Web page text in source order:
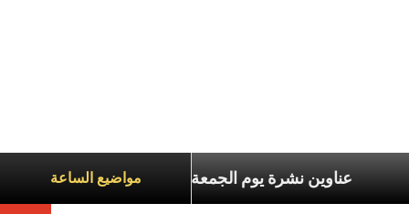
مواضيع الساعة
عناوين نشرة يوم الجمعة 7 آب 2026: السلام يُبنى بصبر يومًا بعد يوم الآخرين